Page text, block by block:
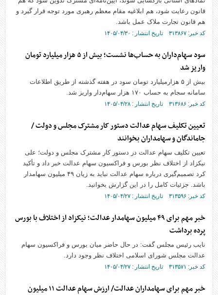
قانون رعایت شود، هم ابلاغیه مقام معظم رهبری مورد توجه قرار گیرد و
هم قانون تجارت ملاک عمل باشد.
کد خبر: ۳۱۳۸۶۷ تاریخ انتشار : ۱۴۰۵/۰۴/۳۰
سود سهام‌داران به حساب‌ها نشست؛ بیش از ۵ هزار میلیارد تومان
واریز شد
بیش از ۵ هزارمیلیارد تومان سود در هفته گذشته از طریق اطلاعات
سامانه سجام به حساب ۱۷۰ هزار سهام‌دار واریز شد.
کد خبر: ۳۱۳۶۸۶ تاریخ انتشار : ۱۴۰۵/۰۴/۲۸
تعیین تکلیف سهام عدالت دستور کار مشترک مجلس و دولت /
جاماندگان و سهامداران بخوانند
تعیین تکلیف سهام عدالت در دستور کار مشترک مجلس و دولت؛ علی
نیکزاد از اختلاف نظر بورس و فراکسیون سهام عدالت خبر داد و تأکید
کرد تصمیم‌گیری درباره سهام عدالت نباید به زیان ۴۹ میلیون سهامدار
باشد. جزئیات کامل را در این گزارش بخوانید.
کد خبر: ۳۱۳۵۹۶ تاریخ انتشار : ۱۴۰۵/۰۴/۲۷
خبر مهم برای ۴۹ میلیون سهامدار عدالت؛ نیکزاد از اختلاف با بورس
پرده برداشت
نایب رئیس مجلس گفت: در حال حاضر میان بورس و فراکسیون سهام
عدالت مجلس شورای اسلامی اختلاف نظر وجود دارد.
کد خبر: ۳۱۳۵۷۱ تاریخ انتشار : ۱۴۰۵/۰۴/۲۷
خبر مهم برای سهامداران عدالت/ ارزش سهام عدالت ۱۱ میلیون